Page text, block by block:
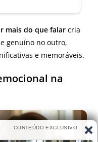
mais do que falar cria
genuíno no outro,
e memoráveis.
na